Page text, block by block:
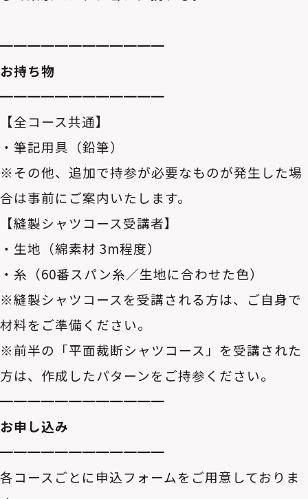
━━━━━━━━━━━━
お持ち物
━━━━━━━━━━━━
【全コース共通】
・筆記用具（鉛筆）
※その他、追加で持参が必要なものが発生した場
合は事前にご案内いたします。
【縫製シャツコース受講者】
・生地（綿素材 3m程度）
・糸（60番スパン糸／生地に合わせた色）
※縫製シャツコースを受講される方は、ご自身で
材料をご準備ください。
※前半の「平面裁断シャツコース」を受講された
方は、作成したパターンをご持参ください。
━━━━━━━━━━━━
お申し込み
━━━━━━━━━━━━
各コースごとに申込フォームをご用意しておりま